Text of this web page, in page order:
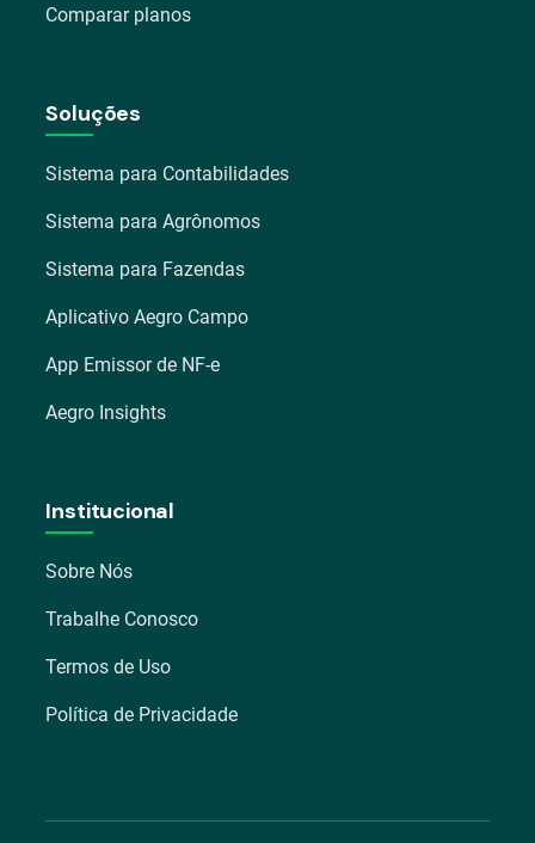
Comparar planos
Soluções
Sistema para Contabilidades
Sistema para Agrônomos
Sistema para Fazendas
Aplicativo Aegro Campo
App Emissor de NF-e
Aegro Insights
Institucional
Sobre Nós
Trabalhe Conosco
Termos de Uso
Política de Privacidade